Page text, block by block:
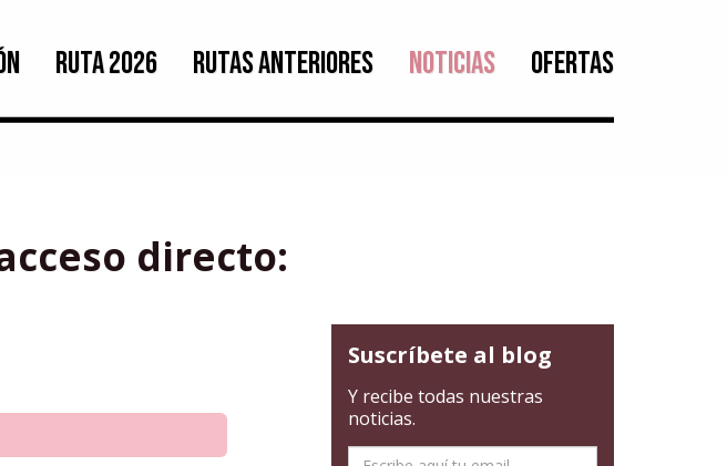
RUTA 2026 RUTAS ANTERIORES NOTICIAS OFERTAS
directo:
Suscríbete al blog
Y recibe todas nuestras
noticias.